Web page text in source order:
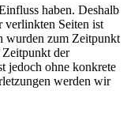
haben. Deshalb
verlinkten Seiten ist
wurden zum Zeitpunkt
der
jedoch ohne konkrete
werden wir